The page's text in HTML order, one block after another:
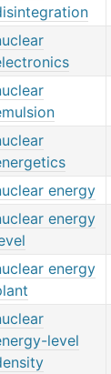
energy
energy
energy
level